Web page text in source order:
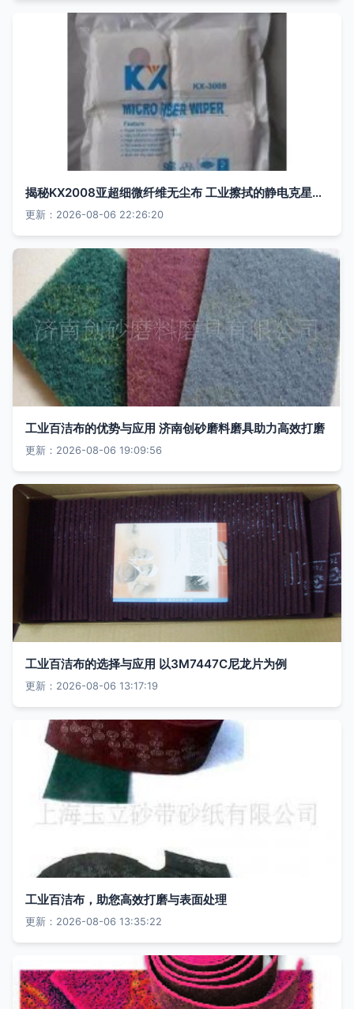
揭秘KX2008亚超细微纤维无尘布 工业擦拭的静电克星与清洁达人
更新：2026-08-06 22:26:20
工业百洁布的优势与应用 济南创砂磨料磨具助力高效打磨
更新：2026-08-06 19:09:56
工业百洁布的选择与应用 以3M7447C尼龙片为例
更新：2026-08-06 13:17:19
工业百洁布，助您高效打磨与表面处理
更新：2026-08-06 13:35:22